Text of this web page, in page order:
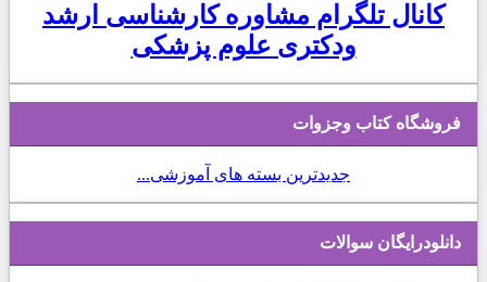
کانال تلگرام مشاوره کارشناسی ارشد
ودکتری علوم پزشکی
فروشگاه کتاب وجزوات
جدیدترین بسته های آموزشی...
دانلودرایگان سوالات